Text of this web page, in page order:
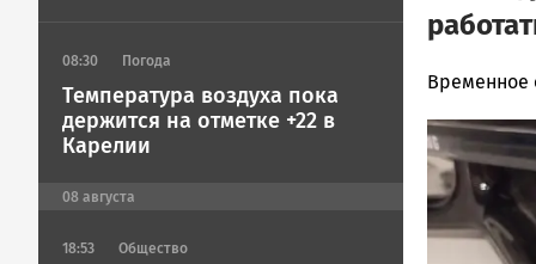
08:30 Погода
Температура воздуха пока
держится на отметке +22 в
Карелии
08 августа
18:53 Общество
Юрий
Новости
Карелии
|
Временное
Image